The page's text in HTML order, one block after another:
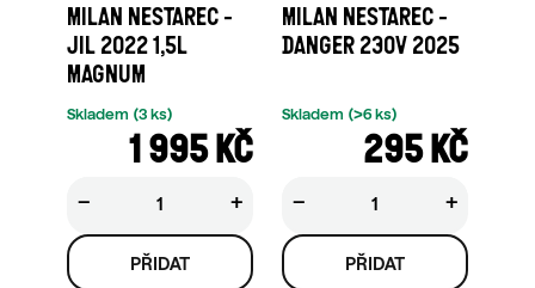
MILAN NESTAREC -
JIL 2022 1,5L
MAGNUM
1 995 KČ
Skladem (3 ks)
+
−
MILAN NESTAREC -
DANGER 230V 2025
295 KČ
Skladem (>6 ks)
+
−